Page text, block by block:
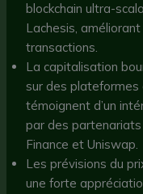
blockchain ultra-
Lachesis,
transactions.
La capitalisation
sur des
témoignent d’un
par des
Finance et Uniswap.
Les prévisions du
une forte